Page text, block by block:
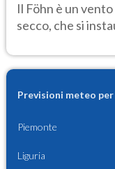
Il Föhn è un
secco, che si
Previsioni meteo
Piemonte
Liguria